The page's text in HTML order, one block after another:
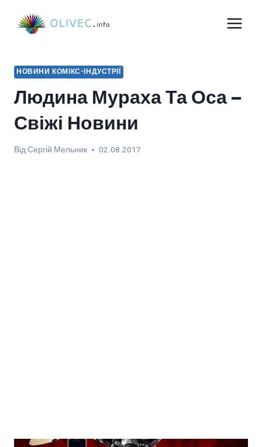
НОВИНИ КОМІКС-ІНДУСТРІЇ
Людина Мураха Та Оса –
Свіжі Новини
ВідСергій Мельник 02.08.2017